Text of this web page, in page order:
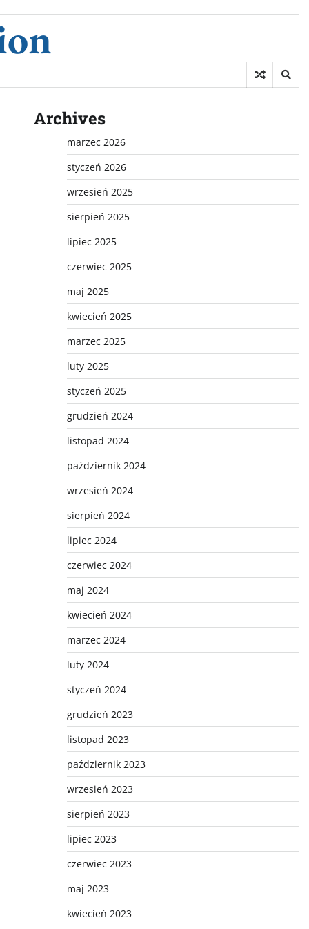
Archives
marzec 2026
styczeń 2026
wrzesień 2025
sierpień 2025
lipiec 2025
czerwiec 2025
maj 2025
kwiecień 2025
marzec 2025
luty 2025
styczeń 2025
grudzień 2024
listopad 2024
październik 2024
wrzesień 2024
sierpień 2024
lipiec 2024
czerwiec 2024
maj 2024
kwiecień 2024
marzec 2024
luty 2024
styczeń 2024
grudzień 2023
listopad 2023
październik 2023
wrzesień 2023
sierpień 2023
lipiec 2023
czerwiec 2023
maj 2023
kwiecień 2023